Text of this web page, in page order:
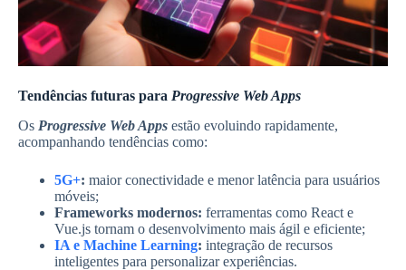
Tendências futuras para Progressive Web Apps
Os Progressive Web Apps estão evoluindo rapidamente,
acompanhando tendências como:
5G+: maior conectividade e menor latência para usuários
móveis;
Frameworks modernos: ferramentas como React e
Vue.js tornam o desenvolvimento mais ágil e eficiente;
IA e Machine Learning: integração de recursos
inteligentes para personalizar experiências.